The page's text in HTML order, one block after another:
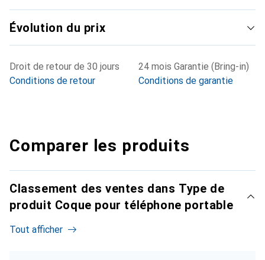
Évolution du prix
Droit de retour de 30 jours
Conditions de retour
24 mois Garantie (Bring-in)
Conditions de garantie
Comparer les produits
Classement des ventes dans Type de
produit Coque pour téléphone portable
Tout afficher